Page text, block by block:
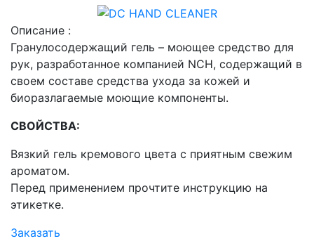
Описание :
Гранулосодержащий гель – моющее средство для
рук, разработанное компанией NCH, содержащий в
своем составе средства ухода за кожей и
биоразлагаемые моющие компоненты.
СВОЙСТВА:
Вязкий гель кремового цвета с приятным свежим
ароматом.
Перед применением прочтите инструкцию на
этикетке.
Заказать